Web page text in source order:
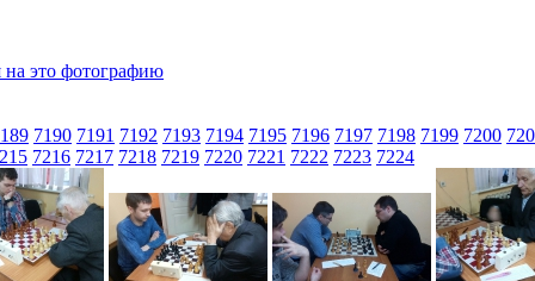
7190 7191 7192 7193 7194 7195 7196 7197 7198 7199 7200
7216 7217 7218 7219 7220 7221 7222 7223 7224